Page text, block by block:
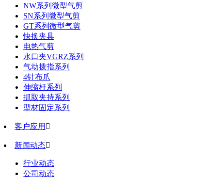
NW系列微型气剪
SN系列微型气剪
GT系列微型气剪
快换夹具
电热气剪
水口夹VGRZ系列
气动拨指系列
4针布爪
伸缩杆系列
抓取夹持系列
型材固定系列
客户应用 
新闻动态
行业动态
公司动态